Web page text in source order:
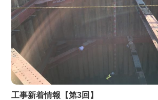
工事新着情報【第3回】